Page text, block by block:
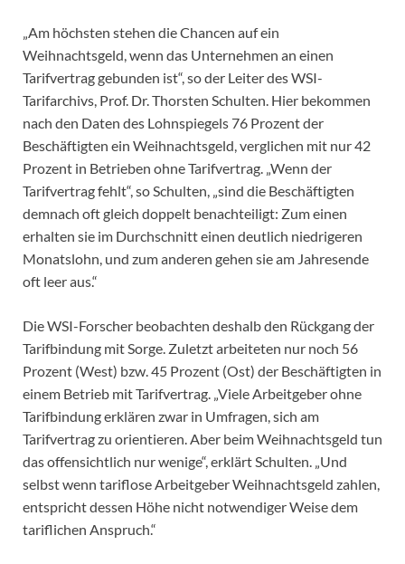
„Am höchsten stehen die Chancen auf ein
Weihnachtsgeld, wenn das Unternehmen an einen
Tarifvertrag gebunden ist“, so der Leiter des WSI-
Tarifarchivs, Prof. Dr. Thorsten Schulten. Hier bekommen
nach den Daten des Lohnspiegels 76 Prozent der
Beschäftigten ein Weihnachtsgeld, verglichen mit nur 42
Prozent in Betrieben ohne Tarifvertrag. „Wenn der
Tarifvertrag fehlt“, so Schulten, „sind die Beschäftigten
demnach oft gleich doppelt benachteiligt: Zum einen
erhalten sie im Durchschnitt einen deutlich niedrigeren
Monatslohn, und zum anderen gehen sie am Jahresende
oft leer aus.“
Die WSI-Forscher beobachten deshalb den Rückgang der
Tarifbindung mit Sorge. Zuletzt arbeiteten nur noch 56
Prozent (West) bzw. 45 Prozent (Ost) der Beschäftigten in
einem Betrieb mit Tarifvertrag. „Viele Arbeitgeber ohne
Tarifbindung erklären zwar in Umfragen, sich am
Tarifvertrag zu orientieren. Aber beim Weihnachtsgeld tun
das offensichtlich nur wenige“, erklärt Schulten. „Und
selbst wenn tariflose Arbeitgeber Weihnachtsgeld zahlen,
entspricht dessen Höhe nicht notwendiger Weise dem
tariflichen Anspruch.“